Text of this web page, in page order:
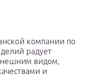
компании по
радует
видом,
и